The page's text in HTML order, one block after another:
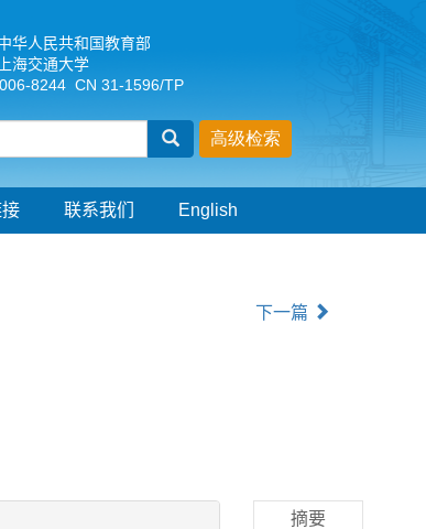
华人民共和国教育部
海交通大学
8244 CN 31-1596/TP
联系我们 English
下一篇
摘要